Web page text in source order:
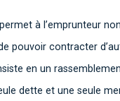
à l’emprunteur
pouvoir contracter
en un
dette et une seule